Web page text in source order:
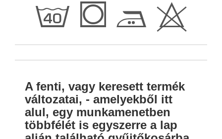
h Q E H
A fenti, vagy keresett termék
változatai, - amelyekből itt
alul, egy munkamenetben
többfélét is egyszerre a lap